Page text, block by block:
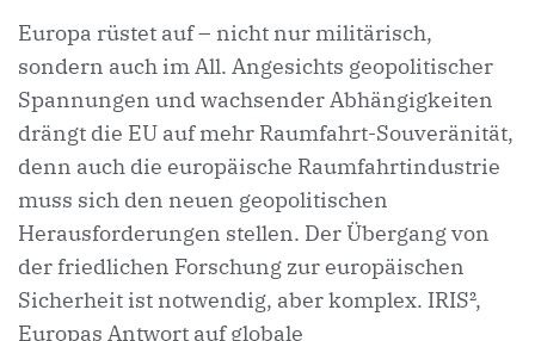
Europa rüstet auf – nicht nur militärisch,
sondern auch im All. Angesichts geopolitischer
Spannungen und wachsender Abhängigkeiten
drängt die EU auf mehr Raumfahrt-Souveränität,
denn auch die europäische Raumfahrtindustrie
muss sich den neuen geopolitischen
Herausforderungen stellen. Der Übergang von
der friedlichen Forschung zur europäischen
Sicherheit ist notwendig, aber komplex. IRIS²,
Europas Antwort auf globale